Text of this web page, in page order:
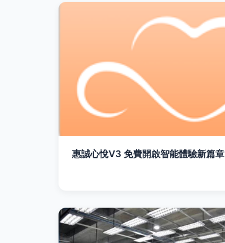
惠誠心悅V3 免費開啟智能體驗新篇章